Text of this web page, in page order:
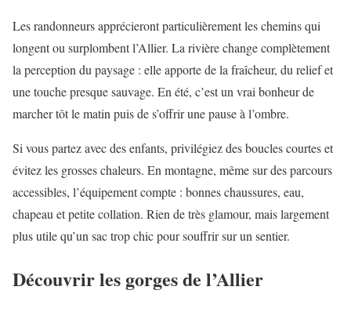
Les randonneurs apprécieront particulièrement les chemins qui
longent ou surplombent l’Allier. La rivière change complètement
la perception du paysage : elle apporte de la fraîcheur, du relief et
une touche presque sauvage. En été, c’est un vrai bonheur de
marcher tôt le matin puis de s’offrir une pause à l’ombre.
Si vous partez avec des enfants, privilégiez des boucles courtes et
évitez les grosses chaleurs. En montagne, même sur des parcours
accessibles, l’équipement compte : bonnes chaussures, eau,
chapeau et petite collation. Rien de très glamour, mais largement
plus utile qu’un sac trop chic pour souffrir sur un sentier.
Découvrir les gorges de l’Allier